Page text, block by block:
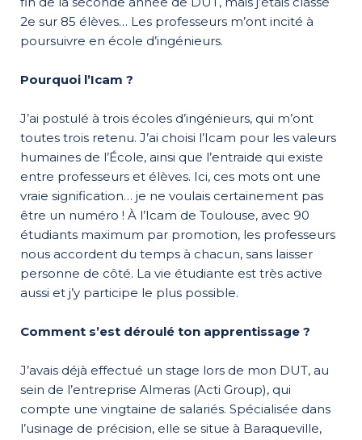
2e sur 85 élèves… Les professeurs m’ont incité à
poursuivre en école d’ingénieurs.
Pourquoi l’Icam ?
J’ai postulé à trois écoles d’ingénieurs, qui m’ont
toutes trois retenu. J’ai choisi l’Icam pour les valeurs
humaines de l’École, ainsi que l’entraide qui existe
entre professeurs et élèves. Ici, ces mots ont une
vraie signification… je ne voulais certainement pas
être un numéro ! À l’Icam de Toulouse, avec 90
étudiants maximum par promotion, les professeurs
nous accordent du temps à chacun, sans laisser
personne de côté. La vie étudiante est très active
aussi et j’y participe le plus possible.
Comment s’est déroulé ton apprentissage ?
J’avais déjà effectué un stage lors de mon DUT, au
sein de l’entreprise Almeras (Acti Group), qui
compte une vingtaine de salariés. Spécialisée dans
l’usinage de précision, elle se situe à Baraqueville,